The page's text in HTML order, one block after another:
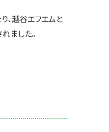
、越谷エフエムと
ました。